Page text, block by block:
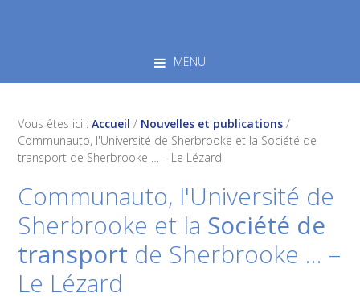
MENU
Vous êtes ici :Accueil / Nouvelles et publications /
Communauto, l'Université de Sherbrooke et la Société de
transport de Sherbrooke … – Le Lézard
Communauto, l'Université de
Sherbrooke et la Société de
transport de Sherbrooke … –
Le Lézard